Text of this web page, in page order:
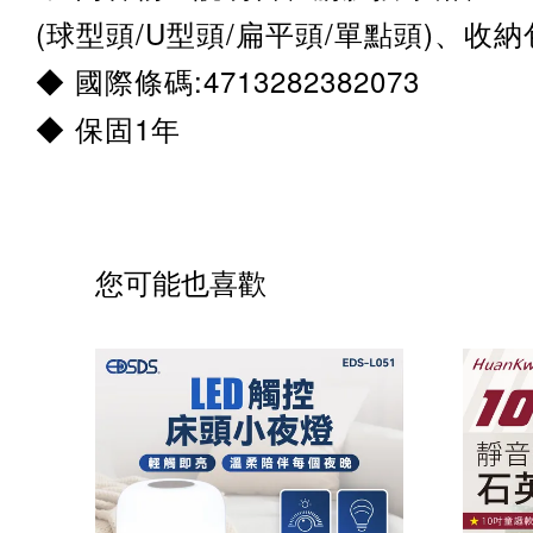
(球型頭/U型頭/扁平頭/單點頭)、收
◆ 國際條碼:4713282382073
◆ 保固1年
您可能也喜歡